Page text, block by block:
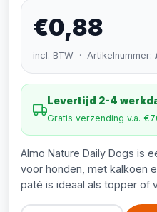
€0,88
incl. BTW · Artikelnummer:
Levertijd 2-4
Gratis verzending v.a.
Almo Nature Daily Dogs is
voor honden, met kalkoen
paté is ideaal als topper of